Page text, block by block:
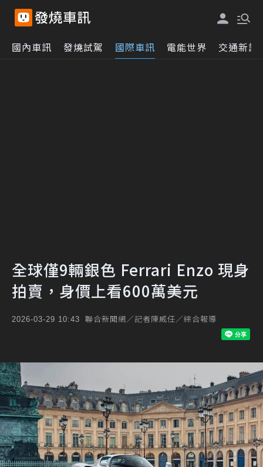
國內車訊 發燒試駕 國際車訊 電能世界 交通新訊
全球僅9輛銀色 Ferrari Enzo 現身
拍賣，身價上看600萬美元
2026-03-29 10:43 聯合新聞網／記者陳威任／綜合報導